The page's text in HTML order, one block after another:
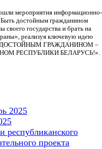
мероприятия информационно-
достойным гражданином
своего государства и брать на
реализуя ключевую идею
ДОСТОЙНЫМ ГРАЖДАНИНОМ –
РЕСПУБЛИКИ БЕЛАРУСЬ!».
2025
проекта